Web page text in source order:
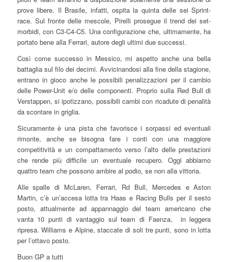
prove libere. Il Brasile, infatti, ospita la quinta delle sei Sprint-
race. Sul fronte delle mescole, Pirelli prosegue il trend dei set-
morbidi, con C3-C4-C5. Una configurazione che, ultimamente, ha
portato bene alla Ferrari, autore degli ultimi due successi.
Così come successo in Messico, mi aspetto anche una bella
battaglia sul filo dei decimi. Avvicinandosi alla fine della stagione,
entrano in gioco anche le possibili penalizzazioni per il cambio
delle Power-Unit e/o delle componenti. Proprio sulla Red Bull di
Verstappen, si ipotizzano, possibili cambi con ricadute di penalità
da scontare in griglia.
Sicuramente è una pista che favorisce i sorpassi ed eventuali
rimonte, anche se bisogna fare i conti con una maggiore
competitività e un compattamento verso l’alto delle prestazioni
che rende più difficile un eventuale recupero. Oggi abbiamo
quattro team che possono ambire al podio, se non alla vittoria.
Alle spalle di McLaren, Ferrari, Rd Bull, Mercedes e Aston
Martin, c’è un’accesa lotta tra Haas e Racing Bulls per il sesto
posto, attualmente ad appannaggio del team americano che
vanta 10 punti di vantaggio sul team di Faenza, in leggera
ripresa. Williams e Alpine, staccate di soli tre punti, sono in lotta
per l’ottavo posto.
Buon GP a tutti